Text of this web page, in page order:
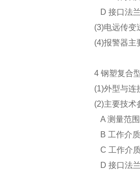
D 接口法
(3)电远传变
(4)报警器主
4 钢塑复合
(1)外型与连
(2)主要技术
A 测量范
B 工作介
C 工作介
D 接口法